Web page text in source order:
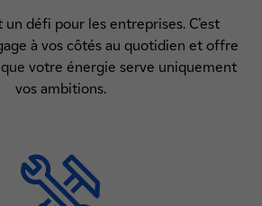
un défi pour les entreprises. C’est
à vos côtés au quotidien et offre
votre énergie serve uniquement
vos ambitions.